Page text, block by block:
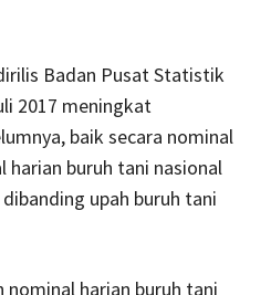
Badan Pusat Statistik
2017 meningkat
baik secara nominal
harian buruh tani nasional
upah buruh tani
nominal harian buruh tani